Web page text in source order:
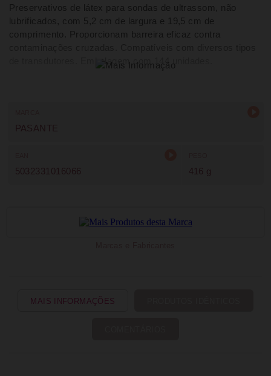
Preservativos de látex para sondas de ultrassom, não
lubrificados, com 5,2 cm de largura e 19,5 cm de
comprimento. Proporcionam barreira eficaz contra
de transdutores. Embalagem com 144 unidades.
PASANTE
5032331016066 416 g
MAIS INFORMAÇÕES